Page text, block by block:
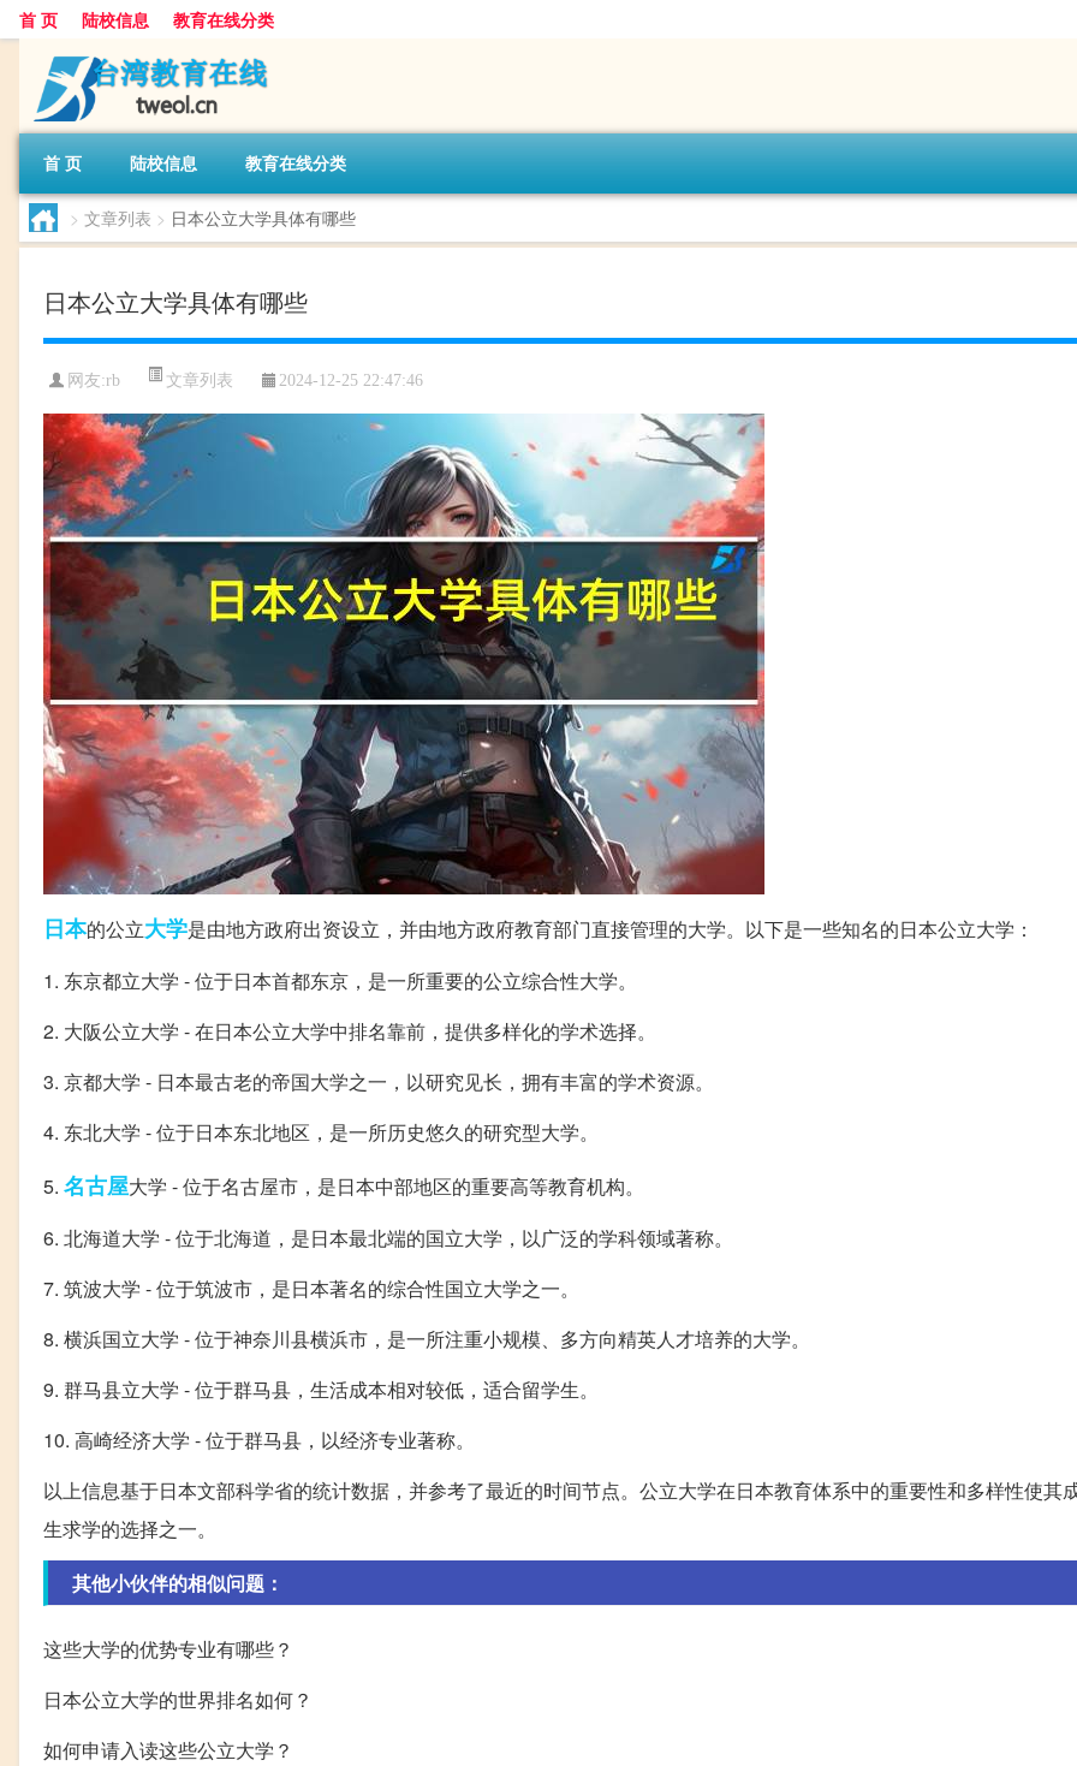
首 页 陆校信息 教育在线分类
首 页 陆校信息 教育在线分类
> 文章列表 > 日本公立大学具体有哪些
日本公立大学具体有哪些
网友:rb 文章列表 2024-12-25 22:47:46
日本的公立大学是由地方政府出资设立，并由地方政府教育部门直接管理的大学。以下是一些知名的日本公立大学：
1. 东京都立大学 - 位于日本首都东京，是一所重要的公立综合性大学。
2. 大阪公立大学 - 在日本公立大学中排名靠前，提供多样化的学术选择。
3. 京都大学 - 日本最古老的帝国大学之一，以研究见长，拥有丰富的学术资源。
4. 东北大学 - 位于日本东北地区，是一所历史悠久的研究型大学。
5. 名古屋大学 - 位于名古屋市，是日本中部地区的重要高等教育机构。
6. 北海道大学 - 位于北海道，是日本最北端的国立大学，以广泛的学科领域著称。
7. 筑波大学 - 位于筑波市，是日本著名的综合性国立大学之一。
8. 横浜国立大学 - 位于神奈川县横浜市，是一所注重小规模、多方向精英人才培养的大学。
9. 群马县立大学 - 位于群马县，生活成本相对较低，适合留学生。
10. 高崎经济大学 - 位于群马县，以经济专业著称。
以上信息基于日本文部科学省的统计数据，并参考了最近的时间节点。公立大学在日本教育体系中的重要性和多样性使其
生求学的选择之一。
其他小伙伴的相似问题：
这些大学的优势专业有哪些？
日本公立大学的世界排名如何？
如何申请入读这些公立大学？